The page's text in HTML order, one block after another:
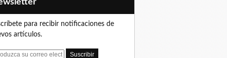
para recibir notificaciones de
artículos.